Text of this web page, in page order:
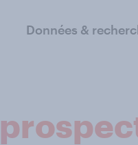
Données &